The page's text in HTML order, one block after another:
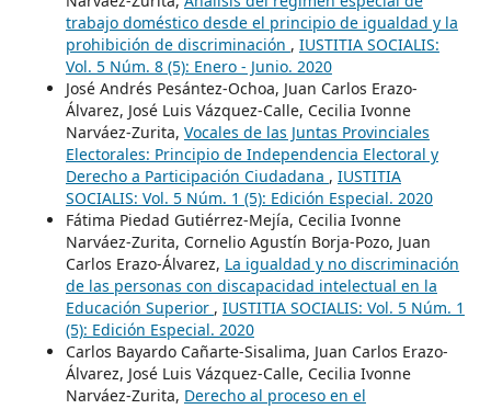
trabajo doméstico desde el principio de igualdad y la
prohibición de discriminación , IUSTITIA SOCIALIS:
Vol. 5 Núm. 8 (5): Enero - Junio. 2020
José Andrés Pesántez-Ochoa, Juan Carlos Erazo-
Álvarez, José Luis Vázquez-Calle, Cecilia Ivonne
Narváez-Zurita, Vocales de las Juntas Provinciales
Electorales: Principio de Independencia Electoral y
Derecho a Participación Ciudadana , IUSTITIA
SOCIALIS: Vol. 5 Núm. 1 (5): Edición Especial. 2020
Fátima Piedad Gutiérrez-Mejía, Cecilia Ivonne
Narváez-Zurita, Cornelio Agustín Borja-Pozo, Juan
Carlos Erazo-Álvarez, La igualdad y no discriminación
de las personas con discapacidad intelectual en la
Educación Superior , IUSTITIA SOCIALIS: Vol. 5 Núm. 1
(5): Edición Especial. 2020
Carlos Bayardo Cañarte-Sisalima, Juan Carlos Erazo-
Álvarez, José Luis Vázquez-Calle, Cecilia Ivonne
Narváez-Zurita, Derecho al proceso en el